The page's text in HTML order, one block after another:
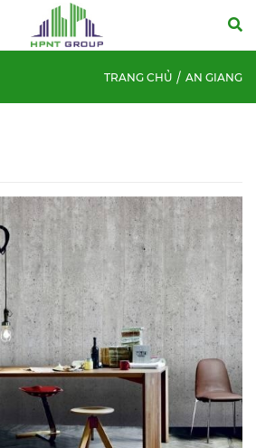
TRANG CHỦ AN GIANG